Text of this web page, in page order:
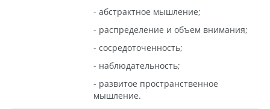
- абстрактное мышление;
- распределение и объем внимания;
- сосредоточенность;
- наблюдательность;
- развитое пространственное
мышление.